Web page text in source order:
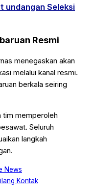
undangan Seleksi
Resmi
menegaskan akan
melalui kanal resmi.
berkala seiring
tim memperoleh
Seluruh
langkah
News
Kontak